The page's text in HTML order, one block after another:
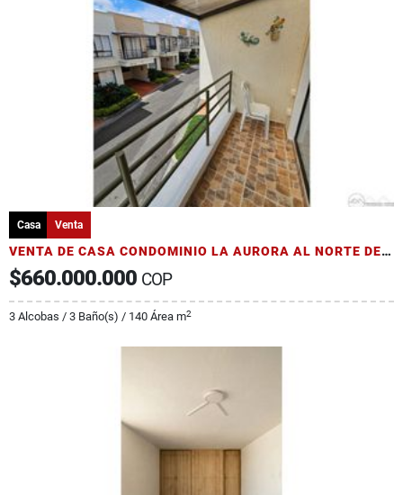
Casa Venta
VENTA DE CASA CONDOMINIO LA AURORA AL NORTE DE ARMENIA SECTOR AV 19
$660.000.000 COP
3 Alcobas / 3 Baño(s) / 140 Área m2